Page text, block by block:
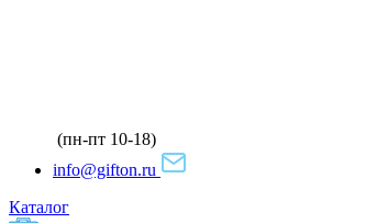
(пн-пт 10-18)
info@gifton.ru
Каталог